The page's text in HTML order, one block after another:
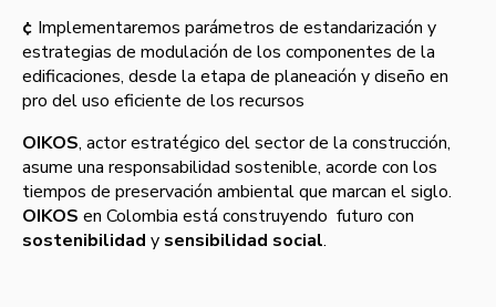
¢ Implementaremos parámetros de estandarización y
estrategias de modulación de los componentes de la
edificaciones, desde la etapa de planeación y diseño en
pro del uso eficiente de los recursos
OIKOS, actor estratégico del sector de la construcción,
asume una responsabilidad sostenible, acorde con los
tiempos de preservación ambiental que marcan el siglo.
OIKOS en Colombia está construyendo futuro con
sostenibilidad y sensibilidad social.